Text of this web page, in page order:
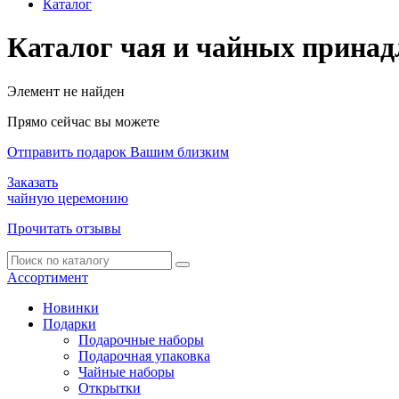
Каталог
Каталог чая и чайных
Элемент не найден
Прямо сейчас вы можете
Отправить подарок Вашим близким
Заказать
чайную церемонию
Прочитать отзывы
Ассортимент
Новинки
Подарки
Подарочные наборы
Подарочная упаковка
Чайные наборы
Открытки